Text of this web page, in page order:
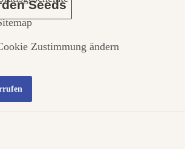
Seeds
Zustimmung ändern